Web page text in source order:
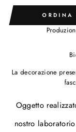
ORDINA
La decorazione
Oggetto
nostro